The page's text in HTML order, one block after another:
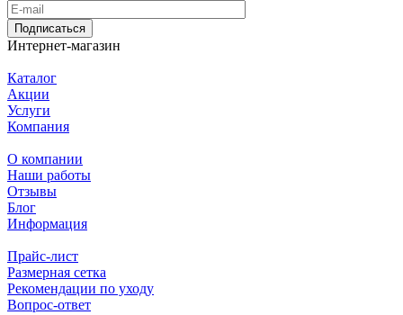
Подписаться
Интернет-магазин
Каталог
Акции
Услуги
Компания
О компании
Наши работы
Отзывы
Блог
Информация
Прайс-лист
Размерная сетка
Рекомендации по уходу
Вопрос-ответ